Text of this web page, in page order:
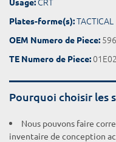
Plates-forme(s):TACTICAL
OEM Numero de Piece:
TE Numero de Piece:
Pourquoi choisir les
Nous pouvons faire
inventaire de conception